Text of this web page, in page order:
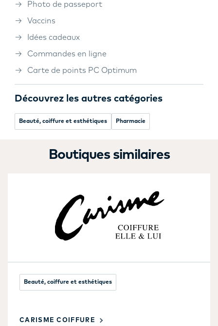
Photo de passeport
Vaccins
Idées cadeaux
Commandes en ligne
Carte de points PC Optimum
Découvrez les autres catégories
Beauté, coiffure et esthétiques Pharmacie
Boutiques similaires
Beauté, coiffure et esthétiques
CARISME COIFFURE